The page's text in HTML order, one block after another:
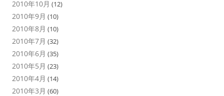
2010年10月 (12)
2010年9月 (10)
2010年8月 (10)
2010年7月 (32)
2010年6月 (35)
2010年5月 (23)
2010年4月 (14)
2010年3月 (60)